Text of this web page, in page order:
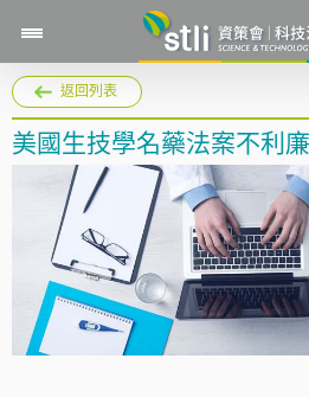
返回列表
美國生技學名藥法案不利